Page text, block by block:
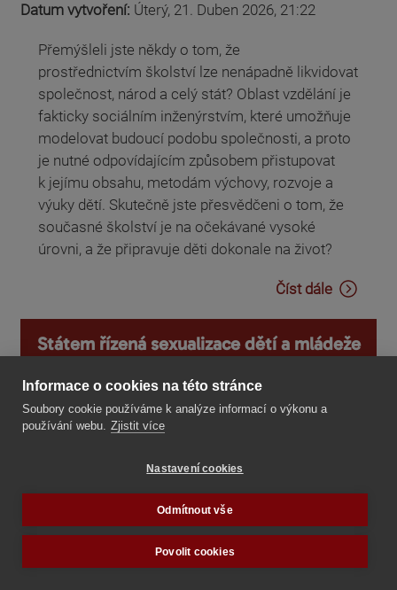
Datum vytvoření: Úterý, 21. Duben 2026, 21:22
Přemýšleli jste někdy o tom, že
prostřednictvím školství lze nenápadně likvidovat
společnost, národ a celý stát? Oblast vzdělání je
fakticky sociálním inženýrstvím, které umožňuje
modelovat budoucí podobu společnosti, a proto
je nutné odpovídajícím způsobem přistupovat
k jejímu obsahu, metodám výchovy, rozvoje a
výuky dětí. Skutečně jste přesvědčeni o tom, že
současné školství je na očekávané vysoké
úrovni, a že připravuje děti dokonale na život?
Číst dále
Státem řízená sexualizace dětí a mládeže
Informace o cookies na této stránce
Soubory cookie používáme k analýze informací o výkonu a
používání webu. Zjistit více
Nastavení cookies
Odmítnout vše
Povolit cookies